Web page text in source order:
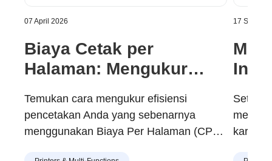
07 April 2026
Biaya Cetak per
Halaman: Mengukur
Temukan cara mengukur efisiensi
pencetakan Anda yang sebenarnya
menggunakan Biaya Per Halaman (CPP)
17
di
Setiap
karena